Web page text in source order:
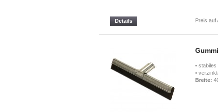
Preis auf
Details
• stabiles
•
Breite: